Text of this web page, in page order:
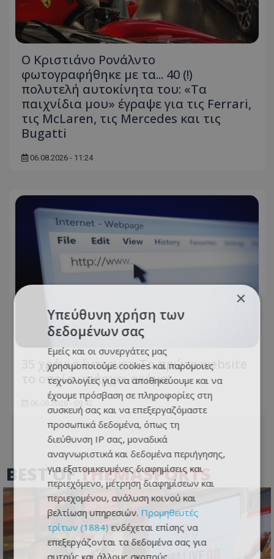
Ο Κριστιάνο Ρονάλντο
φωτογραφήθηκε με τα... 40 (!)
πολυτελή αυτοκίνητα του: «Τα
παιχνίδια μου» έγραψε για τις Ferrari,
τις McLaren, τις Mercedes και τις
Bugatti
06.08.2026 - 11:24
35 χρόνια ίντερνετ: Το πρώτο website
το οποίο υπάρχει ακόμα!
06.08.2026 - 09:42
BEST OFTHEMASPORTS
×
Υπεύθυνη χρήση των
δεδομένων σας
Εμείς και οι συνεργάτες μας
χρησιμοποιούμε cookies και παρόμοιες
τεχνολογίες για να αποθηκεύουμε και να
έχουμε πρόσβαση σε πληροφορίες στη
συσκευή σας και να επεξεργαζόμαστε
προσωπικά δεδομένα, όπως τη
διεύθυνση IP σας, μοναδικά
αναγνωριστικά και δεδομένα περιήγησης,
για εξατομικευμένες διαφημίσεις και
περιεχόμενο, μέτρηση διαφημίσεων και
περιεχομένου, ανάλυση κοινού και
βελτίωση υπηρεσιών. Προμηθευτές
τρίτων (1884) ενδέχεται επίσης να
επεξεργάζονται τα δεδομένα σας για
αυτούς και άλλους σκοπούς,